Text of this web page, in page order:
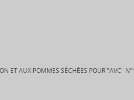
ET AUX POMMES SÉCHÉES POUR "AVC"